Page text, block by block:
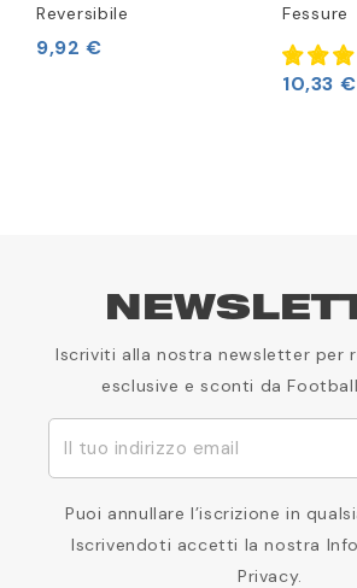
Reversibile
9,92 €
Fessure
10,33 €
Iscriviti alla nostra newsletter per
esclusive e sconti da
Puoi annullare l’iscrizione in
Iscrivendoti accetti la nostra
Privacy.